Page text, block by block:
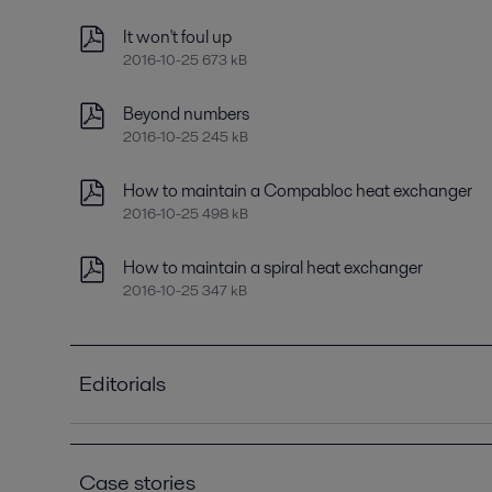
It won't foul up
2016-10-25 673 kB
Beyond numbers
2016-10-25 245 kB
How to maintain a Compabloc heat exchanger
2016-10-25 498 kB
How to maintain a spiral heat exchanger
2016-10-25 347 kB
Editorials
Improving refinery RAM with compact plate heat
Case stories